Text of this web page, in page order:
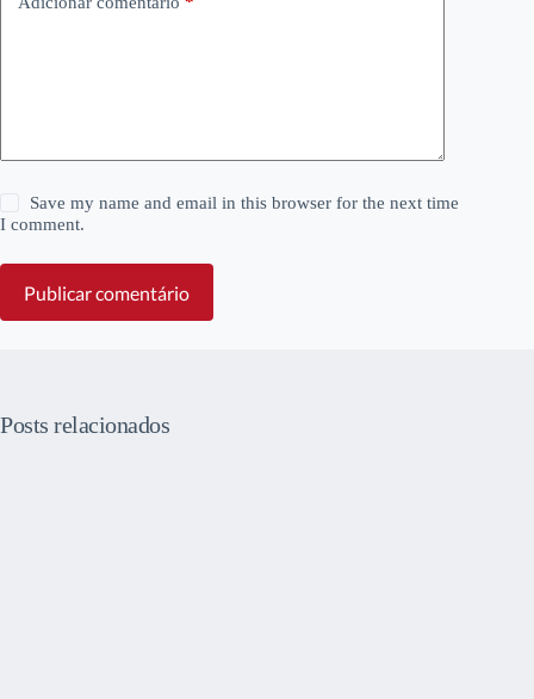
Save my name and email in this browser for the next time
I comment.
Publicar comentário
Posts relacionados